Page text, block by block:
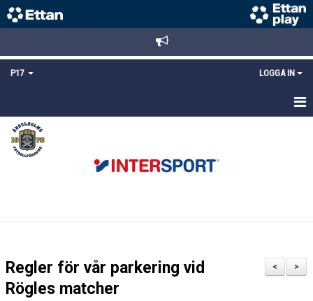
P17 LOGGA IN
HEM
NYHETER
DOKUMENT
>
<
Regler för vår parkering vid
Rögles matcher